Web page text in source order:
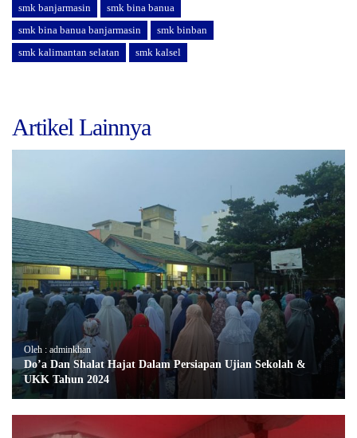
smk banjarmasin
smk bina banua
smk bina banua banjarmasin
smk binban
smk kalimantan selatan
smk kalsel
Artikel Lainnya
Oleh : adminkhan
Do’a Dan Shalat Hajat Dalam Persiapan Ujian Sekolah &
UKK Tahun 2024